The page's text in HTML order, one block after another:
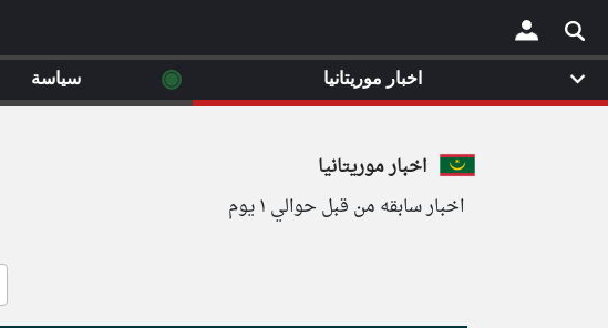
×
اخبار موريتانيا
اخبار سابقه من قبل حوالي ١ يوم
اخبار موريتانيا ◉ سياسة